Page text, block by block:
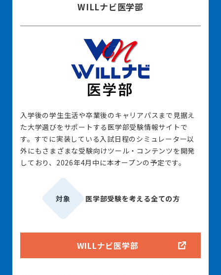
WILLナビ医学部
入学後の学生生活や卒業後のキャリアパスまで見据え
た大学選びをサポートする医学部受験情報サイトで
す。すでに実装している入試日程のシミュレーター以
外にもさまざまな受験向けツール・コンテンツを開発
しており、2026年4月中に本オープンの予定です。
対象 医学部受験を考える全ての方
WILLナビ医学部